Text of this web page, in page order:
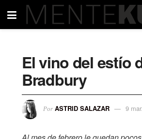
El vino del estío
Bradbury
Por ASTRID SALAZAR 9